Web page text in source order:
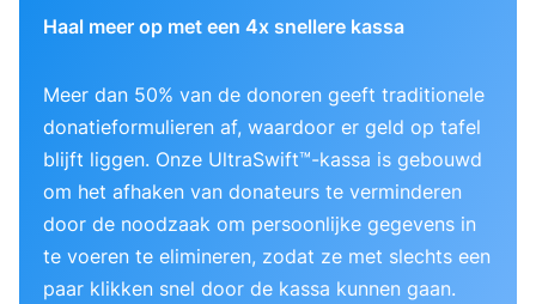
Haal meer op met een 4x snellere kassa
Meer dan 50% van de donoren geeft traditionele
donatieformulieren af, waardoor er geld op tafel
blijft liggen. Onze UltraSwift™-kassa is gebouwd
om het afhaken van donateurs te verminderen
door de noodzaak om persoonlijke gegevens in
te voeren te elimineren, zodat ze met slechts een
paar klikken snel door de kassa kunnen gaan.